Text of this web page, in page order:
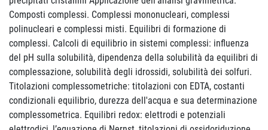
Composti complessi. Complessi mononucleari, complessi
polinucleari e complessi misti. Equilibri di formazione di
complessi. Calcoli di equilibrio in sistemi complessi: influenza
del pH sulla solubilità, dipendenza della solubilità da equilibri di
complessazione, solubilità degli idrossidi, solubilità dei solfuri.
Titolazioni complessometriche: titolazioni con EDTA, costanti
condizionali equilibrio, durezza dell'acqua e sua determinazione
complessometrica. Equilibri redox: elettrodi e potenziali